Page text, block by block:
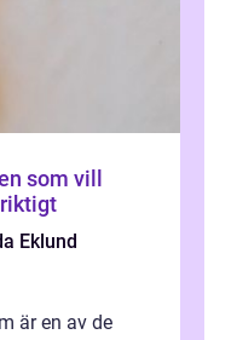
som vill
Eklund
är en av de